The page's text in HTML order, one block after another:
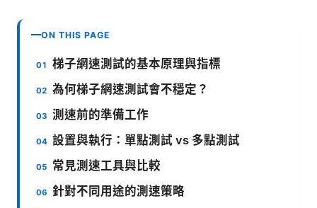
ON THIS PAGE
梯子網速測試的基本原理與指標
為何梯子網速測試會不穩定？
測速前的準備工作
設置與執行：單點測試 vs 多點測試
常見測速工具與比較
針對不同用途的測速策略